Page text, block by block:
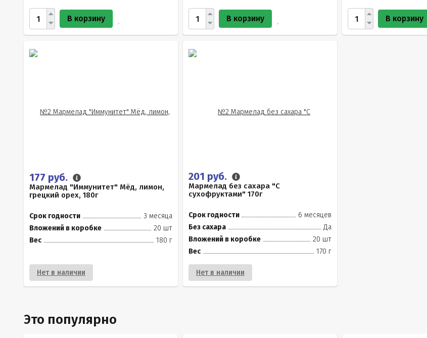
В корзину В корзину В корзину
177 руб.
Мармелад "Иммунитет" Мёд, лимон,
грецкий орех, 180г
Срок годности
3 месяца
Вложений в коробке
20 шт
Вес
180 г
Нет в наличии
201 руб.
Мармелад без сахара "С
сухофруктами" 170г
Срок годности
6 месяцев
Без сахара
Да
Вложений в коробке
20 шт
Вес
170 г
Нет в наличии
Это популярно